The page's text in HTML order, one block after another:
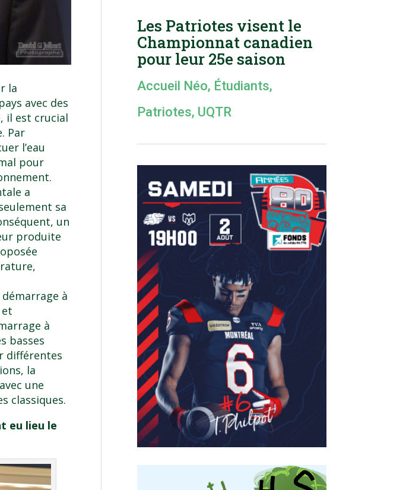
la
avec des
il est crucial
Par
l’eau
pour
a
sa
un
produite
à
à
basses
différentes
la
une
classiques.
eu lieu le
Les Patriotes visent le
Championnat canadien
pour leur 25e saison
Accueil Néo, Étudiants,
Patriotes, UQTR